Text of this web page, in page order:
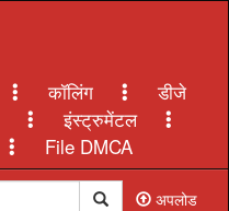
कॉलिंग
डीजे
इंस्ट्रुमेंटल
File DMCA
अपलोड